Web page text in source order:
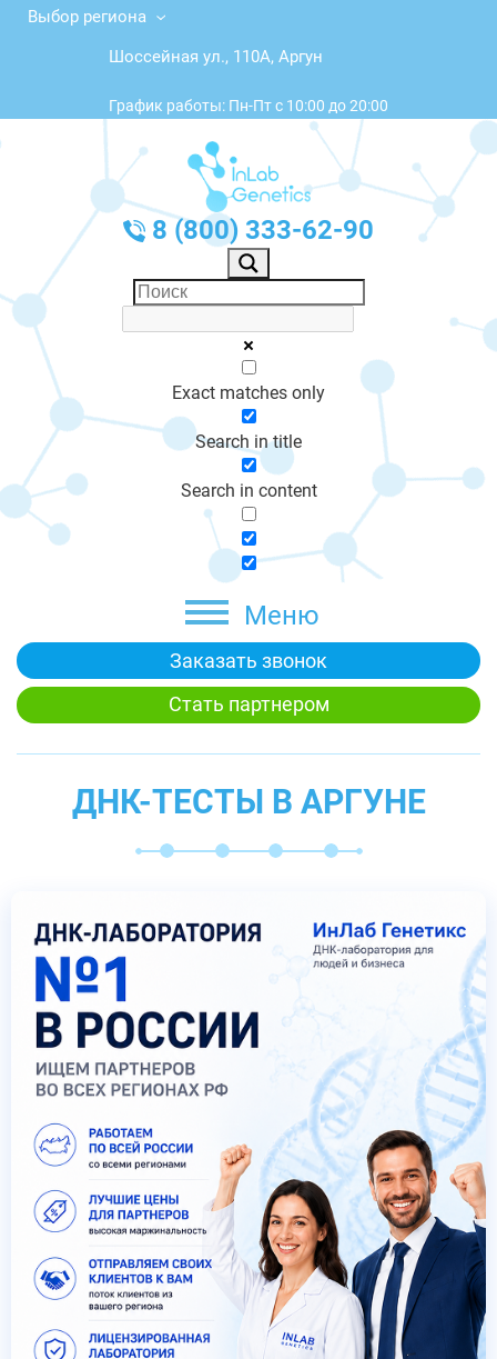
Выбор региона
Шоссейная ул., 110А, Аргун
График работы: Пн-Пт с 10:00 до 20:00
8 (800) 333-62-90
Exact matches only
Search in title
Search in content
Меню
Заказать звонок
Стать партнером
ДНК-ТЕСТЫ В АРГУНЕ